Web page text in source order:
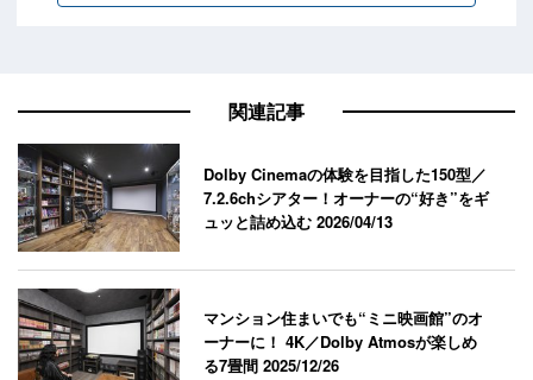
関連記事
Dolby Cinemaの体験を目指した150型／
7.2.6chシアター！オーナーの“好き”をギ
ュッと詰め込む2026/04/13
マンション住まいでも“ミニ映画館”のオ
ーナーに！ 4K／Dolby Atmosが楽しめ
る7畳間2025/12/26